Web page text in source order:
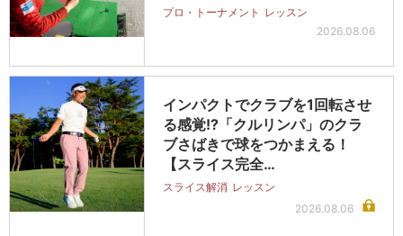
プロ・トーナメント レッスン
2026.08.06
インパクトでクラブを1回転させ
る感覚!?「クルリンパ」のクラ
ブさばきで球をつかまえる！
【スライス完全…
スライス解消 レッスン
2026.08.06